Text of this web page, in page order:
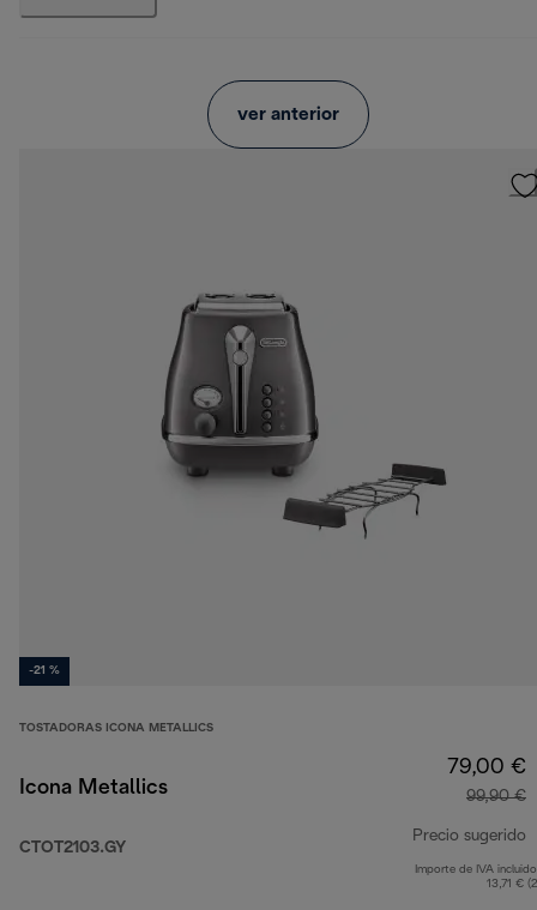
ver anterior
-21 %
TOSTADORAS ICONA METALLICS
Icona Metallics
CTOT2103.GY
79,00 €
99,90 €
Precio sugerido
Importe de IVA
13,71 €